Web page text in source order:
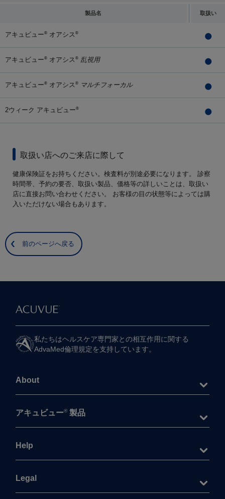
製品名 取扱い
アキュビュー® オアシス ®
アキュビュー® オアシス ® 乱視用
アキュビュー® オアシス ® マルチフォーカル
2ウィーク アキュビュー®
取扱い店へのご来店に際して
健康保険証をお持ちください。検査料が別途必要になります。 診察
時間帯、予約の要否、取扱い製品、価格等の詳しいことは、取扱い
店に直接お問い合わせください。 お客様の目の状態等によっては購
入いただけない場合もあります。
前のページへ戻る
私たちは​ヘルスケア専門家との​相互作用に​関する​
AdvaMed倫理規定を​支持しています。
About
アキュビュー® 製品
Help
Legal